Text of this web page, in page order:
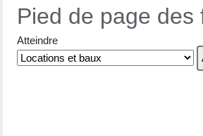
Pied de page des
Atteindre